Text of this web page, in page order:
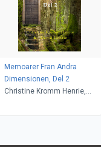
Memoarer Fran Andra
Dimensionen, Del 2
Christine Kromm Henrie,